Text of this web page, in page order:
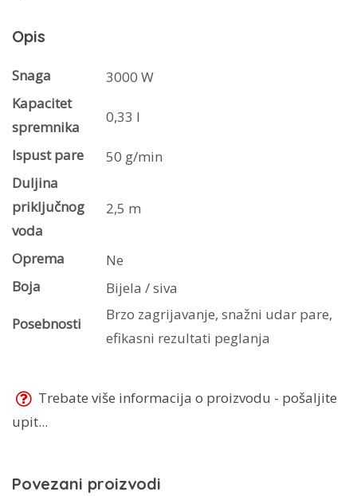
Opis
Snaga
3000 W
Kapacitet
spremnika
0,33 l
Ispust pare
50 g/min
Duljina
priključnog
voda
2,5 m
Oprema
Ne
Boja
Bijela / siva
Posebnosti
Brzo zagrijavanje, snažni udar pare,
efikasni rezultati peglanja
Trebate više informacija o proizvodu - pošaljite
upit...
Povezani proizvodi